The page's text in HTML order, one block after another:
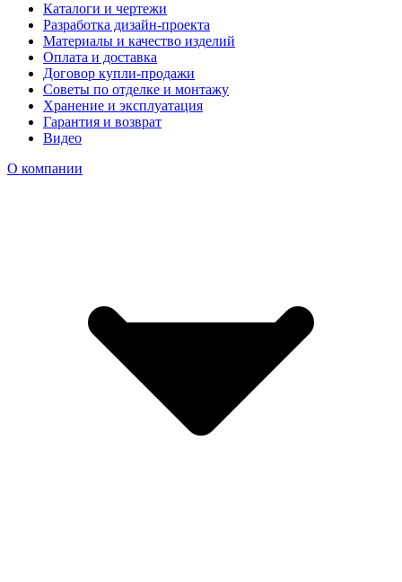
Каталоги и чертежи
Разработка дизайн-проекта
Материалы и качество изделий
Оплата и доставка
Договор купли-продажи
Советы по отделке и монтажу
Хранение и эксплуатация
Гарантия и возврат
Видео
О компании